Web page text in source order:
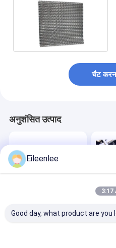
चैट
अनुशंसित उत्पाद
OEM धातु स्टेनलेस स्टील
पागल
Eileenlee
3:17
Good day, what product are you